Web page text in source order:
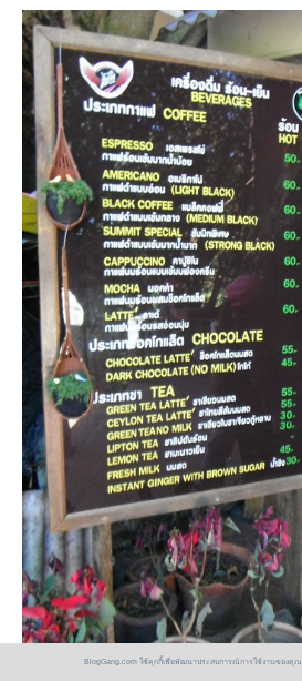
BlogGang.com ใช้คุกกี้เพื่อพัฒนาประสบการณ์การใช้งานของคุณ